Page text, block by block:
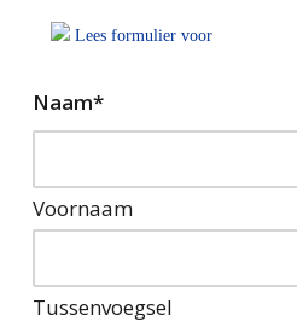
Lees formulier voor
Naam*
Voornaam
Tussenvoegsel